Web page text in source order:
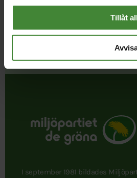
Tillåt
I september 1981 bildades